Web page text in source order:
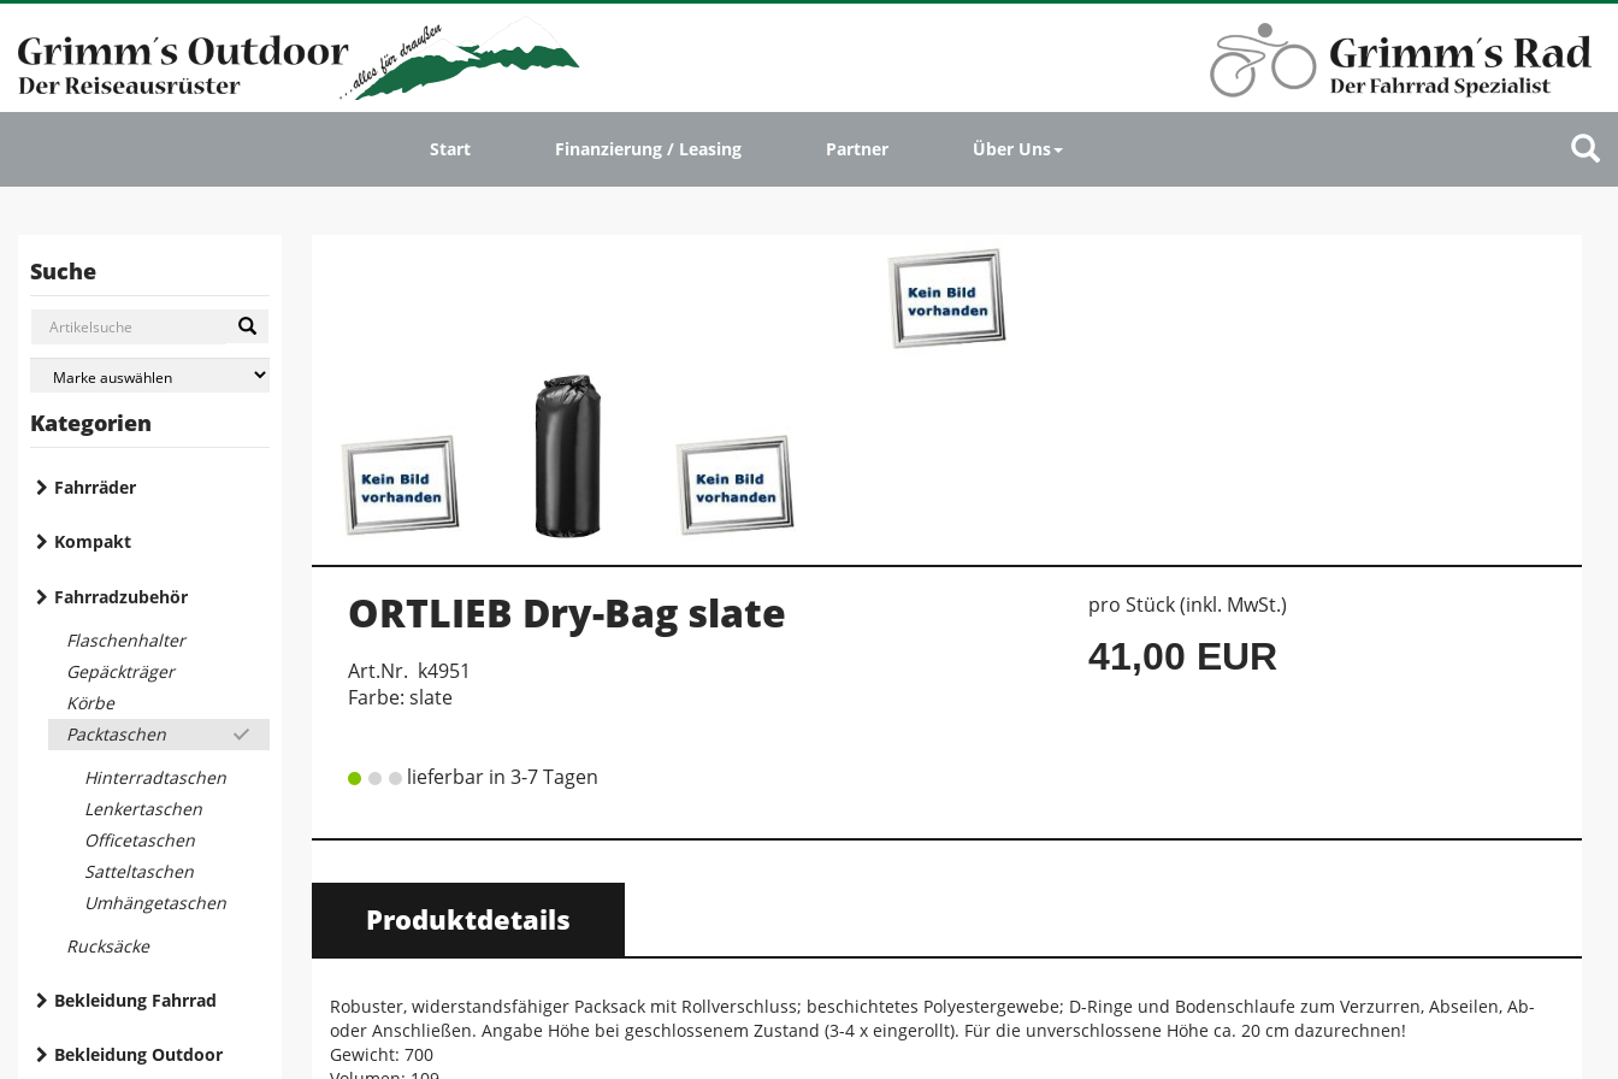
Start Finanzierung / Leasing Partner Über Uns
Suche
Kategorien
Fahrräder
Kompakt
Fahrradzubehör
Flaschenhalter
Gepäckträger
Körbe
Packtaschen
Hinterradtaschen
Lenkertaschen
Officetaschen
Satteltaschen
Umhängetaschen
Rucksäcke
Bekleidung Fahrrad
Bekleidung Outdoor
ORTLIEB Dry-Bag slate
Art.Nr. k4951
Farbe: slate
lieferbar in 3-7 Tagen
pro Stück (inkl. MwSt.)
41,00 EUR
Produktdetails
Robuster, widerstandsfähiger Packsack mit Rollverschluss; beschichtetes Polyestergewebe; D-Ringe und Bodenschlaufe zum Verzurren, Abseilen, Ab-
oder Anschließen. Angabe Höhe bei geschlossenem Zustand (3-4 x eingerollt). Für die unverschlossene Höhe ca. 20 cm dazurechnen!
Gewicht: 700